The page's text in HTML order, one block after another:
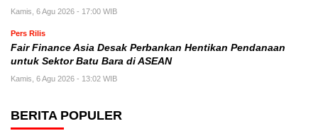
Kamis, 6 Agu 2026 - 17:00 WIB
Pers Rilis
Fair Finance Asia Desak Perbankan Hentikan Pendanaan
untuk Sektor Batu Bara di ASEAN
Kamis, 6 Agu 2026 - 13:02 WIB
BERITA POPULER